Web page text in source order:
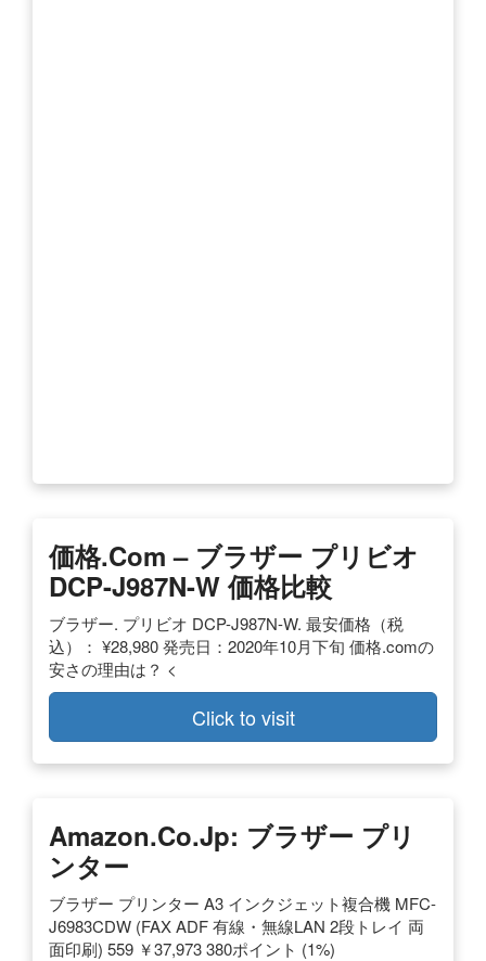
価格.com – ブラザー プリビオ
DCP-J987N-W 価格比較
ブラザー. プリビオ DCP-J987N-W. 最安価格（税
込）： ¥28,980 発売日：2020年10月下旬 価格.comの
安さの理由は？ <
Click to visit
Amazon.co.jp: ブラザー プリ
ンター
ブラザー プリンター A3 インクジェット複合機 MFC-
J6983CDW (FAX ADF 有線・無線LAN 2段トレイ 両
面印刷) 559 ￥37,973 380ポイント (1%)